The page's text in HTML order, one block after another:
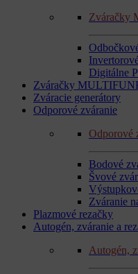
Zváračky
Digitálne
Zváračky
Zváracie generátory
Odporové zváranie
Odporové
Bodové
Švové
Zváranie
Plazmové rezačky
Autogén, zváranie a
Autogén,